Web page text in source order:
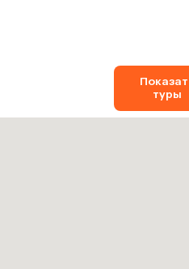
туры